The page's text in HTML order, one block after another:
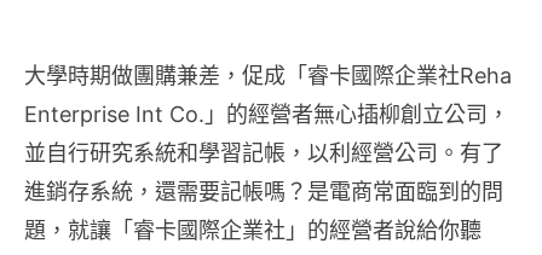
大學時期做團購兼差，促成「睿卡國際企業社Reha
Enterprise Int Co.」的經營者無心插柳創立公司，
並自行研究系統和學習記帳，以利經營公司。有了
進銷存系統，還需要記帳嗎？是電商常面臨到的問
題，就讓「睿卡國際企業社」的經營者說給你聽